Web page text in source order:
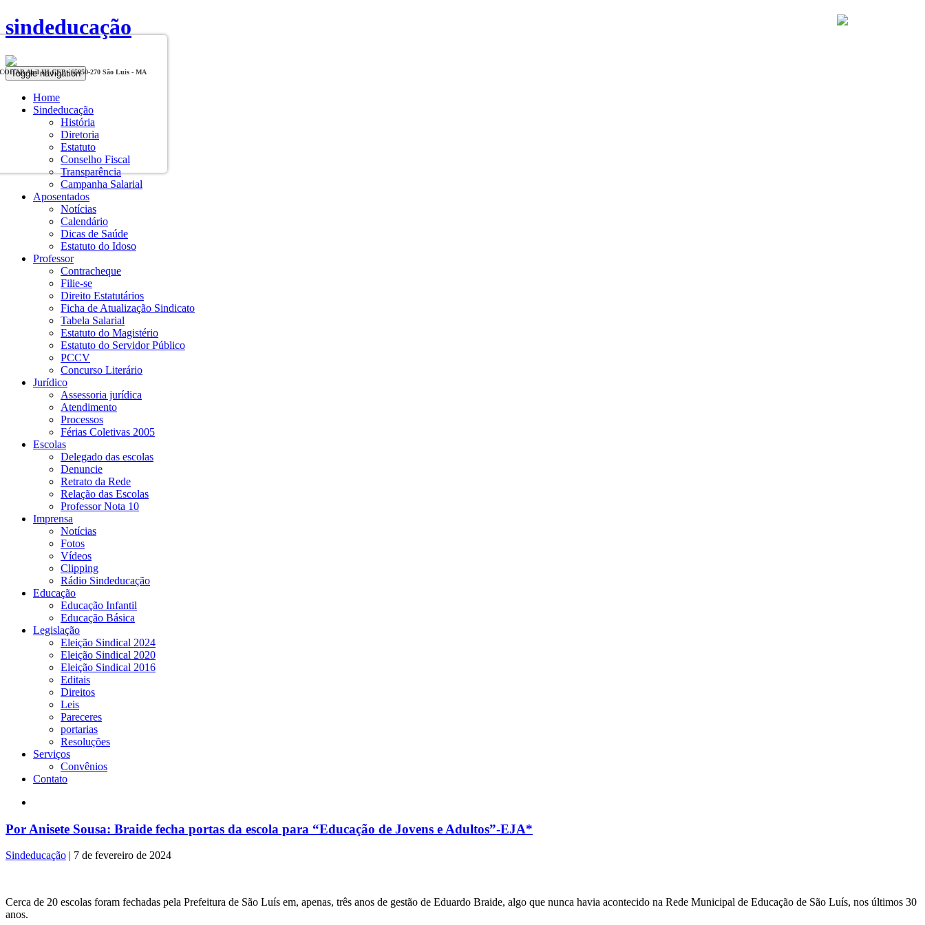
sindeducação
Toggle navigation
Home
Sindeducação
História
Diretoria
Estatuto
Conselho Fiscal
Transparência
Campanha Salarial
Aposentados
Notícias
Calendário
Dicas de Saúde
Estatuto do Idoso
Professor
Contracheque
Filie-se
Direito Estatutários
Ficha de Atualização Sindicato
Tabela Salarial
Estatuto do Magistério
Estatuto do Servidor Público
PCCV
Concurso Literário
Jurídico
Assessoria jurídica
Atendimento
Processos
Férias Coletivas 2005
Escolas
Delegado das escolas
Denuncie
Retrato da Rede
Relação das Escolas
Professor Nota 10
Imprensa
Notícias
Fotos
Vídeos
Clipping
Rádio Sindeducação
Educação
Educação Infantil
Educação Básica
Legislação
Eleição Sindical 2024
Eleição Sindical 2020
Eleição Sindical 2016
Editais
Direitos
Leis
Pareceres
portarias
Resoluções
Serviços
Convênios
Contato
Por Anisete Sousa: Braide fecha portas da escola para “Educação de Jovens e Adultos”-EJA*
Sindeducação | 7 de fevereiro de 2024
Cerca de 20 escolas foram fechadas pela Prefeitura de São Luís em, apenas, três anos de gestão de Eduardo Braide, algo que nunca havia acontecido na Rede Municipal de Educação de São Luís, nos últimos 30
anos.
COHAB Anil III CEP - 65050-270 São Luis - MA